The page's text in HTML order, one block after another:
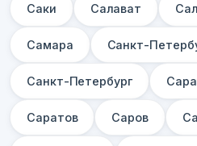
Саки Салават
Самара Санкт-
Санкт-Петербург
Саратов Саров